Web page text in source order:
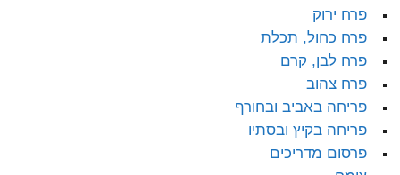
פרח ירוק
פרח כחול, תכלת
פרח לבן, קרם
פרח צהוב
פריחה באביב ובחורף
פריחה בקיץ ובסתיו
פרסום מדריכים